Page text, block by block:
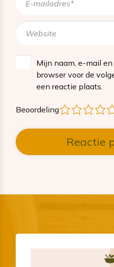
Mijn naam, e-mail
browser voor de
een reactie plaats.
Beoordeling 4
3
2
1